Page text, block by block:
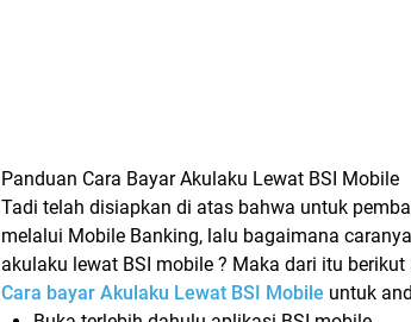
Panduan Cara Bayar Akulaku Lewat BSI Mobile
Tadi telah disiapkan di atas bahwa untuk
melalui Mobile Banking, lalu bagaimana
akulaku lewat BSI mobile ? Maka dari itu
Cara bayar Akulaku Lewat BSI Mobile untuk